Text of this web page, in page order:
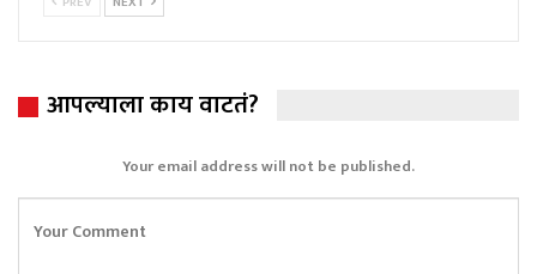
आपल्याला काय वाटतं?
Your email address will not be published.